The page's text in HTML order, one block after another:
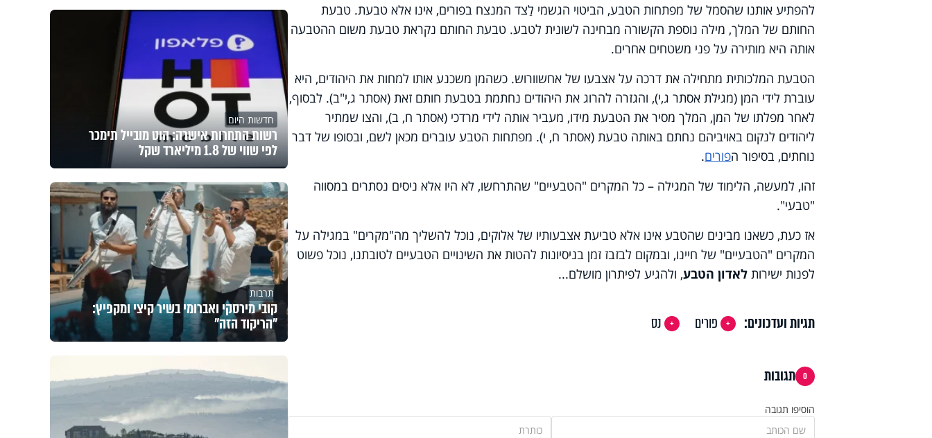
להפתיע אותנו שהסמל של מפתחות הטבע, הביטוי הגשמי לַצד המנצח בפורים, אינו אלא טבעת. טבעת
החותם של המלך, מילה נוספת הקשורה מבחינה לשונית לטבע. טבעת החותם נקראת טבעת משום ההטבעה
אותה היא מותירה על פני משטחים אחרים.
הטבעת המלכותית מתחילה את דרכה על אצבעו של אחשוורוש. כשהמן משכנע אותו למחות את היהודים, היא
עוברת לידי המן (מגילת אסתר ג,י), והגזרה להרוג את היהודים נחתמת בטבעת חותם זאת (אסתר ג,י"ב). לבסוף,
לאחר מפלתו של המן, המלך מסיר את הטבעת מידו, מעביר אותה לידי מרדכי (אסתר ח, ב), והצו שמתיר
ליהודים לנקום באויביהם נחתם באותה טבעת (אסתר ח, י). מפתחות הטבע עוברים מכאן לשם, ובסופו של דבר
נוחתים, בסיפור הפורים.
זהו, למעשה, הלימוד של המגילה – כל המקרים "הטבעיים" שהתרחשו, לא היו אלא ניסים נסתרים במסווה
"טבעי".
אז כעת, כשאנו מבינים שהטבע אינו אלא טביעת אצבעותיו של אלוקים, נוכל להשליך מה"מקרים" במגילה על
המקרים "הטבעיים" של חיינו, ובמקום לבזבז זמן בניסיונות להטות את השינויים הטבעיים לטובתנו, נוכל פשוט
לפנות ישירות לאדון הטבע, ולהגיע לפיתרון מושלם...
תגיות ועדכונים: פורים נס
0 תגובות
הוסיפו תגובה
חדשות היום
רשות התחרות אישרה: הוט מובייל תימכר
לפי שווי של 1.8 מיליארד שקל
תרבות
קובי מירסקי ואברומי בשיר קיצי ומקפיץ:
"הריקוד הזה"